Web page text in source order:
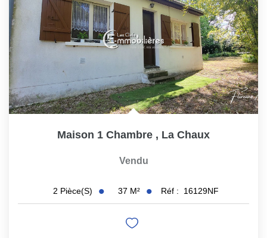
Maison 1 Chambre , La Chaux
Vendu
2 Pièce(s) 37 M² Réf : 16129NF